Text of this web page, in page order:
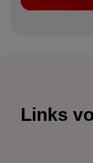
Links